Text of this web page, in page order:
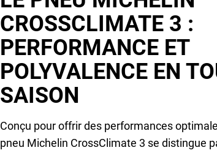
CROSSCLIMATE 3 :
PERFORMANCE ET
POLYVALENCE EN
SAISON
Conçu pour offrir des performances
pneu Michelin CrossClimate 3 se distingue